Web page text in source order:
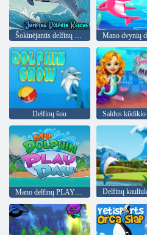
Šokinėjantis delfinų gelbėjimas
Delfinų šou
Mano delfinų PLAYday